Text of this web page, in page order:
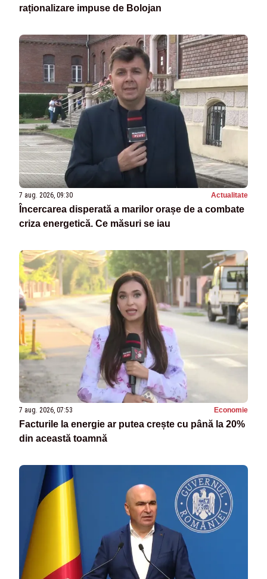
raționalizare impuse de Bolojan
7 aug. 2026, 09:30 Actualitate
Încercarea disperată a marilor orașe de a combate
criza energetică. Ce măsuri se iau
7 aug. 2026, 07:53 Economie
Facturile la energie ar putea crește cu până la 20%
din această toamnă